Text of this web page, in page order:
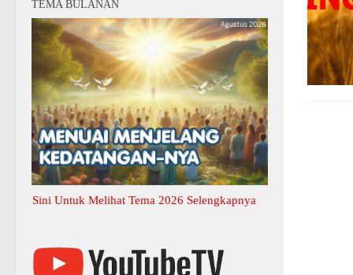
TEMA BULANAN
Untuk Melihat Tema 2026 Selengkapnya